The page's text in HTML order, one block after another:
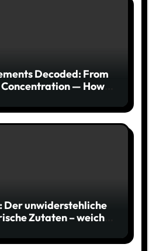
Decoded: From
— How
Der unwiderstehliche
Zutaten – weich,